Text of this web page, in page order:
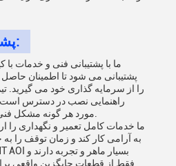
پشتیبانی و خدمات:
پشتیبانی می شود تا اطمینان
را از سرمایه گذاری خود می گیرید.
راهنمایی نصب در دسترس
ما خدمات کامل تعمیر و نگهداری را
به آرامی کار کند و زمان توقف را
فقط از قطعات جایگزین واقعی